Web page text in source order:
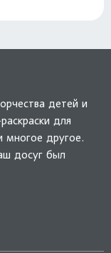
детей и
для
многое другое.
досуг был